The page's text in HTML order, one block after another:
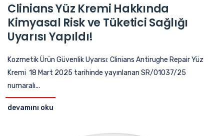
Clinians Yüz Kremi Hakkında
Kimyasal Risk ve Tüketici Sağlığı
Uyarısı Yapıldı!
Kozmetik Ürün Güvenlik Uyarısı: Clinians Antirughe Repair Yüz
Kremi 18 Mart 2025 tarihinde yayınlanan SR/01037/25
numaralı...
devamını oku